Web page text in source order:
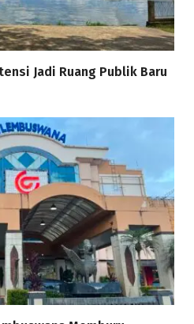
Jadi Ruang Publik Baru